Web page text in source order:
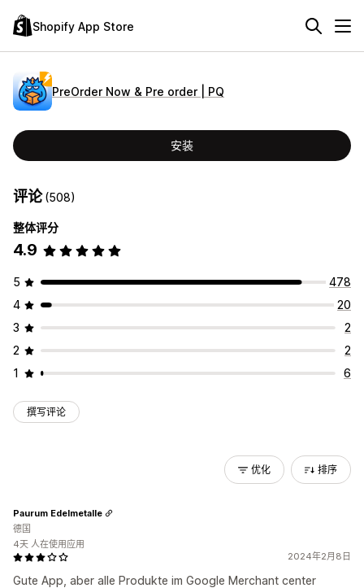
Shopify App Store
PreOrder Now & Pre order | PQ
安装
评论(508)
整体评分
4.9
5
478
4
20
3
2
2
2
1
6
撰写评论
优化 排序
2024年2月8日
Gute App, aber alle Produkte im Google Merchant center
Paurum Edelmetalle
德国
4天 人在使用应用